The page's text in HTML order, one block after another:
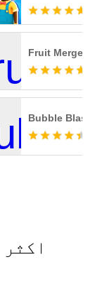
Fruit Merge
Bubble Blast